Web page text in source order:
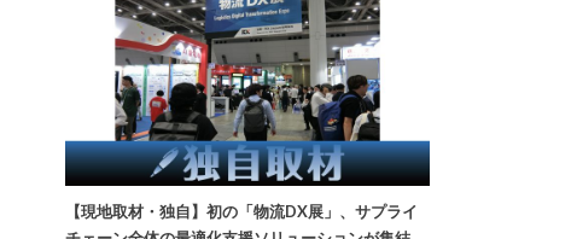
【現地取材・独自】初の「物流DX展」、サプライ